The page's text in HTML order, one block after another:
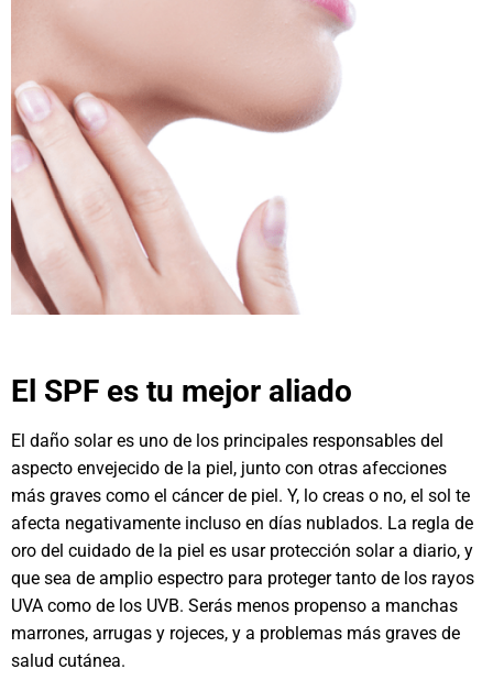
El SPF es tu mejor aliado
El daño solar es uno de los principales responsables del
aspecto envejecido de la piel, junto con otras afecciones
más graves como el cáncer de piel. Y, lo creas o no, el sol te
afecta negativamente incluso en días nublados. La regla de
oro del cuidado de la piel es usar protección solar a diario, y
que sea de amplio espectro para proteger tanto de los rayos
UVA como de los UVB. Serás menos propenso a manchas
marrones, arrugas y rojeces, y a problemas más graves de
salud cutánea.